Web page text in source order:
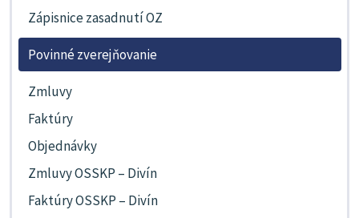
Zápisnice zasadnutí OZ
Povinné zverejňovanie
Zmluvy
Faktúry
Objednávky
Zmluvy OSSKP – Divín
Faktúry OSSKP – Divín